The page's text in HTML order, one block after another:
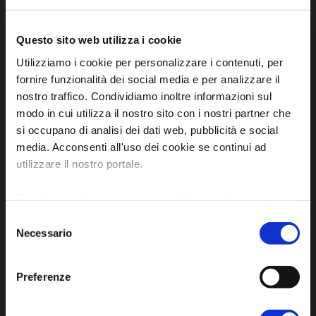
Questo sito web utilizza i cookie
Utilizziamo i cookie per personalizzare i contenuti, per
fornire funzionalità dei social media e per analizzare il
nostro traffico. Condividiamo inoltre informazioni sul
modo in cui utilizza il nostro sito con i nostri partner che
si occupano di analisi dei dati web, pubblicità e social
media. Acconsenti all'uso dei cookie se continui ad
utilizzare il nostro portale.
delNecessario
Preferenze
P.E.C. pg.unione.labassaromagna.it@legalmail.it
Iscriviti alla newsletter
Privacy policy
Cookie policy